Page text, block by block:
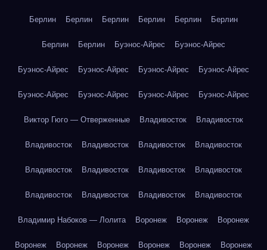
Берлин Берлин Берлин Берлин Берлин Берлин
Берлин Берлин Буэнос-Айрес Буэнос-Айрес
Буэнос-Айрес Буэнос-Айрес Буэнос-Айрес Буэнос-Айрес
Буэнос-Айрес Буэнос-Айрес Буэнос-Айрес Буэнос-Айрес
Виктор Гюго — Отверженные Владивосток Владивосток
Владивосток Владивосток Владивосток Владивосток
Владивосток Владивосток Владивосток Владивосток
Владивосток Владивосток Владивосток Владивосток
Владимир Набоков — Лолита Воронеж Воронеж Воронеж
Воронеж Воронеж Воронеж Воронеж Воронеж Воронеж